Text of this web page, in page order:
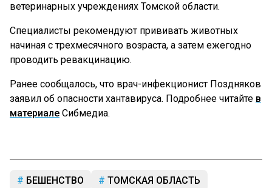
ветеринарных учреждениях Томской области.
Специалисты рекомендуют прививать животных
начиная с трехмесячного возраста, а затем ежегодно
проводить ревакцинацию.
Ранее сообщалось, что врач-инфекционист Поздняков
заявил об опасности хантавируса. Подробнее читайте в
материале Сибмедиа.
БЕШЕНСТВО ТОМСКАЯ ОБЛАСТЬ